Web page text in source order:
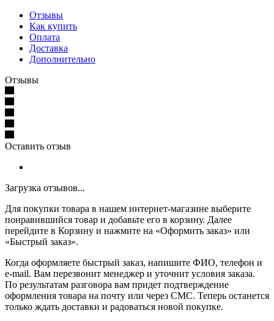
Отзывы
Как купить
Оплата
Доставка
Дополнительно
Отзывы
Оставить отзыв
Загрузка отзывов...
Для покупки товара в нашем интернет-магазине выберите
понравившийся товар и добавьте его в корзину. Далее
перейдите в Корзину и нажмите на «Оформить заказ» или
«Быстрый заказ».
Когда оформляете быстрый заказ, напишите ФИО, телефон и
e-mail. Вам перезвонит менеджер и уточнит условия заказа.
По результатам разговора вам придет подтверждение
оформления товара на почту или через СМС. Теперь останется
только ждать доставки и радоваться новой покупке.